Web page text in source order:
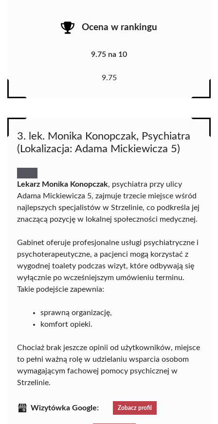
Ocena w rankingu
9.75 na 10
9.75
3. lek. Monika Konopczak, Psychiatra
(Lokalizacja: Adama Mickiewicza 5)
Lekarz Monika Konopczak, psychiatra przy ulicy
Adama Mickiewicza 5, zajmuje trzecie miejsce wśród
najlepszych specjalistów w Strzelinie, co podkreśla jej
znaczącą pozycję w lokalnej społeczności medycznej.
Gabinet oferuje profesjonalne usługi psychiatryczne i
psychoterapeutyczne, a pacjenci mogą korzystać z
wygodnej toalety podczas wizyt, które odbywają się
wyłącznie po wcześniejszym umówieniu terminu.
Takie podejście zapewnia:
sprawną organizację,
komfort opieki.
Chociaż brak jeszcze opinii od użytkowników, miejsce
to pełni ważną rolę w udzielaniu wsparcia osobom
wymagającym fachowej pomocy psychicznej w
Strzelinie.
Wizytówka Google: Zobacz profil